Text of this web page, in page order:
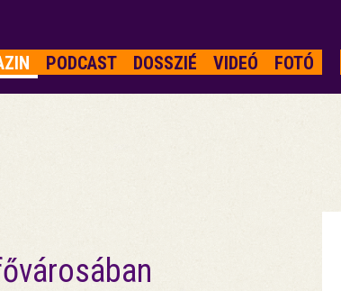
PODCAST DOSSZIÉ VIDEÓ FOTÓ